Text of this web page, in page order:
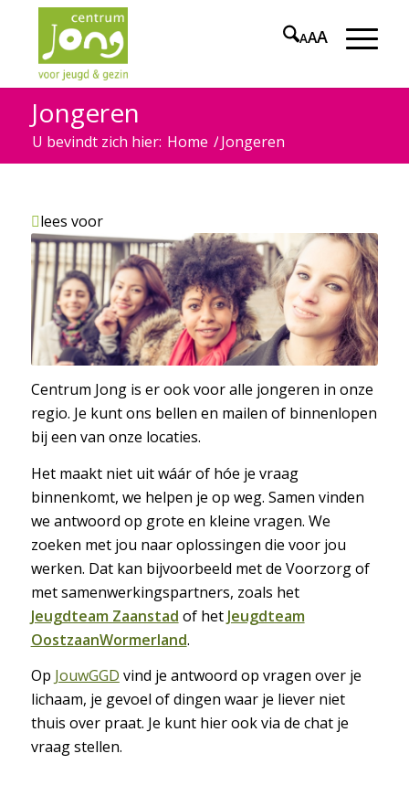
AAA
Jongeren
U bevindt zich hier: Home /Jongeren
lees voor
Centrum Jong is er ook voor alle jongeren in onze
regio. Je kunt ons bellen en mailen of binnenlopen
bij een van onze locaties.
Het maakt niet uit wáár of hóe je vraag
binnenkomt, we helpen je op weg. Samen vinden
we antwoord op grote en kleine vragen. We
zoeken met jou naar oplossingen die voor jou
werken. Dat kan bijvoorbeeld met de Voorzorg of
met samenwerkingspartners, zoals het
Jeugdteam Zaanstad of het Jeugdteam
OostzaanWormerland.
Op JouwGGD vind je antwoord op vragen over je
lichaam, je gevoel of dingen waar je liever niet
thuis over praat. Je kunt hier ook via de chat je
vraag stellen.